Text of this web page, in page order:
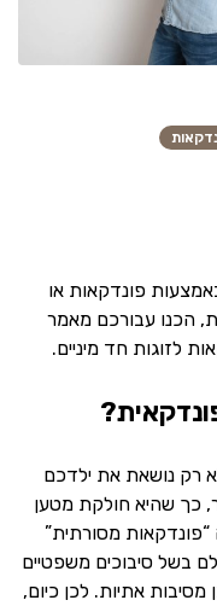
פונדקאות או
הכנו עבורכם מאמר
לזוגות חד מיניים.
רק נושאת את ילדכם
כך שהיא חולקת מטען
מסורתית”
בשל סיבוכים משפטיים
מסיבות אתיות. לכן כיום,